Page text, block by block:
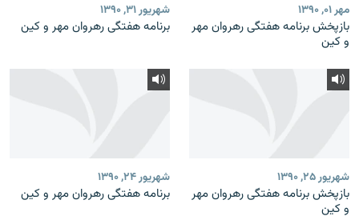
مهر ۰۱, ۱۳۹۰
بازپخش برنامه‌ هفتگی رهروان مهر
و كين
شهریور ۳۱, ۱۳۹۰
برنامه‌ هفتگی رهروان مهر و كين
شهریور ۲۵, ۱۳۹۰
بازپخش برنامه‌ هفتگی رهروان مهر
و كين
شهریور ۲۴, ۱۳۹۰
برنامه‌ هفتگی رهروان مهر و كين